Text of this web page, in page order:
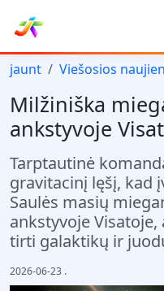
jaunt Viešosios
Milžiniška
ankstyvoje
Tarptautinė
gravitacinį lęšį, kad
Saulės masių
ankstyvoje
tirti galaktikų ir
2026-06-23 .